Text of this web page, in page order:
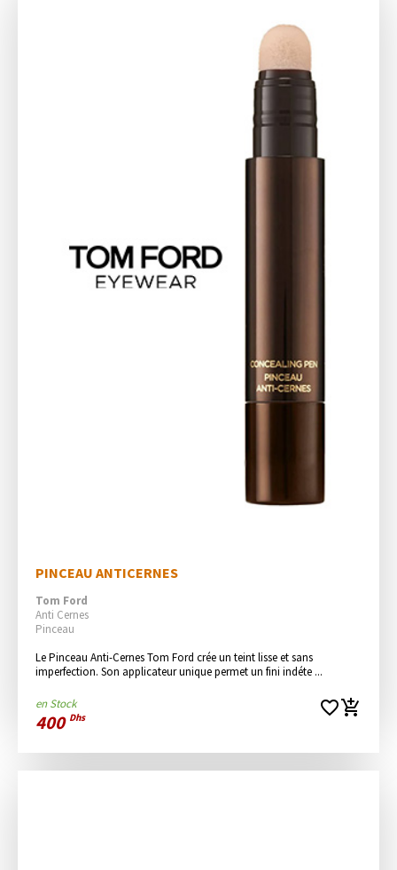
PINCEAU ANTICERNES
Tom Ford
Anti Cernes
Pinceau
Le Pinceau Anti-Cernes Tom Ford crée un teint lisse et sans
imperfection. Son applicateur unique permet un fini indéte ...
en Stock
400 Dhs favorite_borderadd_shopping_cart